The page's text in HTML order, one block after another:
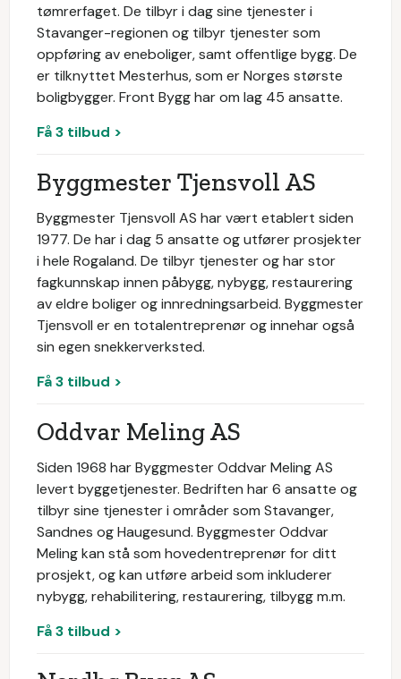
tømrerfaget. De tilbyr i dag sine tjenester i
Stavanger-regionen og tilbyr tjenester som
oppføring av eneboliger, samt offentlige bygg. De
er tilknyttet Mesterhus, som er Norges største
boligbygger. Front Bygg har om lag 45 ansatte.
Få 3 tilbud >
Byggmester Tjensvoll AS
Byggmester Tjensvoll AS har vært etablert siden
1977. De har i dag 5 ansatte og utfører prosjekter
i hele Rogaland. De tilbyr tjenester og har stor
fagkunnskap innen påbygg, nybygg, restaurering
av eldre boliger og innredningsarbeid. Byggmester
Tjensvoll er en totalentreprenør og innehar også
sin egen snekkerverksted.
Få 3 tilbud >
Oddvar Meling AS
Siden 1968 har Byggmester Oddvar Meling AS
levert byggetjenester. Bedriften har 6 ansatte og
tilbyr sine tjenester i områder som Stavanger,
Sandnes og Haugesund. Byggmester Oddvar
Meling kan stå som hovedentreprenør for ditt
prosjekt, og kan utføre arbeid som inkluderer
nybygg, rehabilitering, restaurering, tilbygg m.m.
Få 3 tilbud >